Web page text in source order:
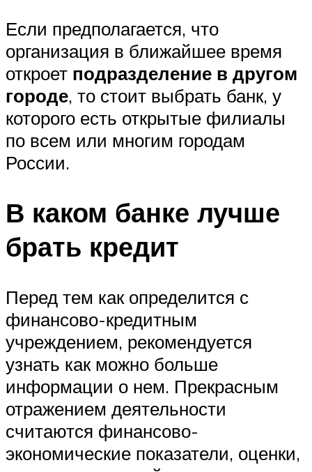
Если предполагается, что
организация в ближайшее время
откроет подразделение в другом
городе, то стоит выбрать банк, у
которого есть открытые филиалы
по всем или многим городам
России.
В каком банке лучше
брать кредит
Перед тем как определится с
финансово-кредитным
учреждением, рекомендуется
узнать как можно больше
информации о нем. Прекрасным
отражением деятельности
считаются финансово-
экономические показатели, оценки,